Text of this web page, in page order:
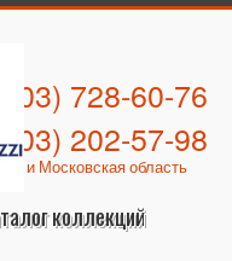
коллекций
728-60-76
202-57-98
и Московская область